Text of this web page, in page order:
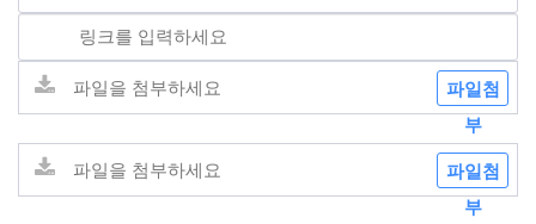
파일첨
부
파일첨
부